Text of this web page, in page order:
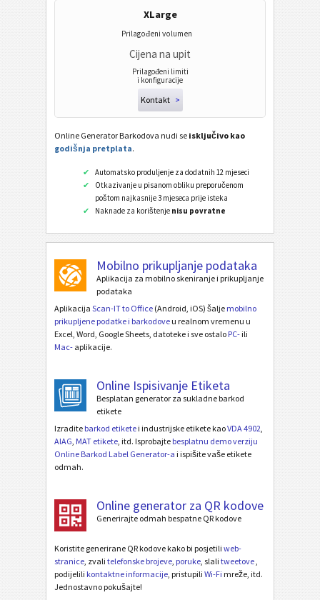
XLarge
Prilagođeni volumen
Cijena na upit
Prilagođeni limiti
i konfiguracije
Kontakt >
Online Generator Barkodova nudi se isključivo kao
godišnja pretplata.
Automatsko produljenje za dodatnih 12 mjeseci
Otkazivanje u pisanom obliku preporučenom
poštom najkasnije 3 mjeseca prije isteka
Naknade za korištenje nisu povratne
Mobilno prikupljanje podataka
Aplikacija za mobilno skeniranje i prikupljanje
podataka
Aplikacija Scan-IT to Office (Android, iOS) šalje mobilno
prikupljene podatke i barkodove u realnom vremenu u
Excel, Word, Google Sheets, datoteke i sve ostalo PC- ili
Mac- aplikacije.
Online Ispisivanje Etiketa
Besplatan generator za sukladne barkod
etikete
Izradite barkod etikete i industrijske etikete kaoVDA 4902
AIAG MAT etikete , itd. Isprobajte besplatnu demo verziju
Online Barkod Label Generator-a i ispišite vaše etikete
odmah.
Online generator za QR kodove
Generirajte odmah bespatne QR kodove
Koristite generirane QR kodove kako bi posjetili web-
stranice , zvali telefonske brojeve poruke , slali tweetove
podijelili kontaktne informacije , pristupili Wi-Fi mreže, itd.
Jednostavno pokušajte!